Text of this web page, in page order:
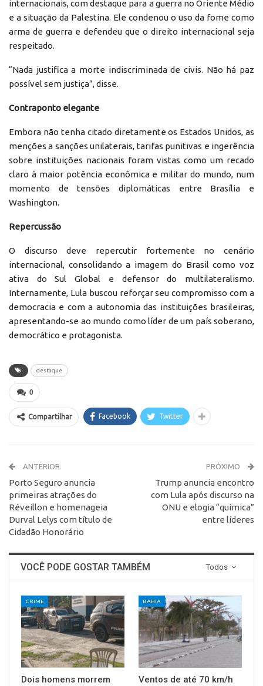
internacionais, com destaque para a guerra no Oriente Médio
e a situação da Palestina. Ele condenou o uso da fome como
arma de guerra e defendeu que o direito internacional seja
respeitado.
“Nada justifica a morte indiscriminada de civis. Não há paz
possível sem justiça”, disse.
Contraponto elegante
Embora não tenha citado diretamente os Estados Unidos, as
menções a sanções unilaterais, tarifas punitivas e ingerência
sobre instituições nacionais foram vistas como um recado
claro à maior potência econômica e militar do mundo, num
momento de tensões diplomáticas entre Brasília e
Washington.
Repercussão
O discurso deve repercutir fortemente no cenário
internacional, consolidando a imagem do Brasil como voz
ativa do Sul Global e defensor do multilateralismo.
Internamente, Lula buscou reforçar seu compromisso com a
democracia e com a autonomia das instituições brasileiras,
apresentando-se ao mundo como líder de um país soberano,
democrático e protagonista.
destaque
0
Compartilhar Facebook Twitter
ANTERIOR
Porto Seguro anuncia
primeiras atrações do
Réveillon e homenageia
Durval Lelys com título de
Cidadão Honorário
PRÓXIMO
Trump anuncia encontro
com Lula após discurso na
ONU e elogia “química”
entre líderes
Todos
VOCÊ PODE GOSTAR TAMBÉM
CRIME
Dois homens morrem
BAHIA
Ventos de até 70 km/h